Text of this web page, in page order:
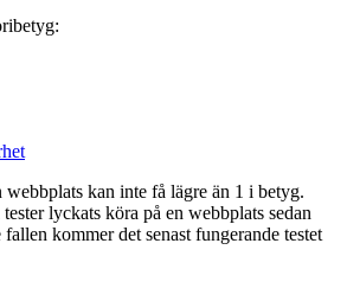
kan inte få lägre än 1 i betyg.
lyckats köra på en webbplats sedan
kommer det senast fungerande testet